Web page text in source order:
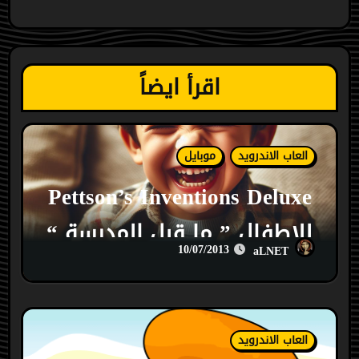
اقرأ ايضاً
العاب الاندرويد موبايل
Pettson’s Inventions Deluxe
للاطفال ” ما قبل المدرسة “
aLNET
10/07/2013
العاب الاندرويد